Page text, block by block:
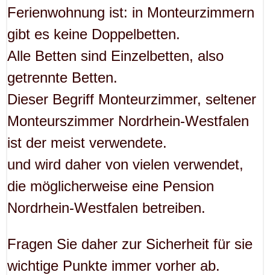
Ferienwohnung ist: in Monteurzimmern
gibt es keine Doppelbetten.
Alle Betten sind Einzelbetten, also
getrennte Betten.
Dieser Begriff Monteurzimmer, seltener
Monteurszimmer Nordrhein-Westfalen
ist der meist verwendete.
und wird daher von vielen verwendet,
die möglicherweise eine Pension
Nordrhein-Westfalen betreiben.
Fragen Sie daher zur Sicherheit für sie
wichtige Punkte immer vorher ab.